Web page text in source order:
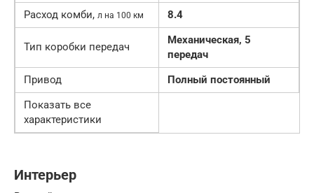
Расход комби, л на 100 км 8.4
Тип коробки передач
Механическая, 5
передач
Привод
Полный постоянный
Показать все
характеристики
Интерьер